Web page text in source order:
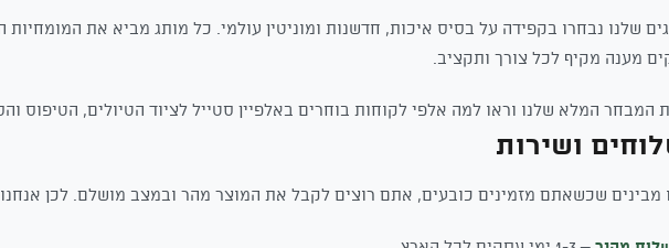
שלנו נבחרו בקפידה על בסיס איכות, חדשנות ומוניטין עולמי. כל מותג מביא את המומחיות
מענה מקיף לכל צורך ותקציב.
המבחר המלא שלנו וראו למה אלפי לקוחות בוחרים באלפיין סטייל לציוד הטיולים, הטיפוס
ושירות
מבינים שכשאתם מזמינים כובעים, אתם רוצים לקבל את המוצר מהר ובמצב מושלם. לכן